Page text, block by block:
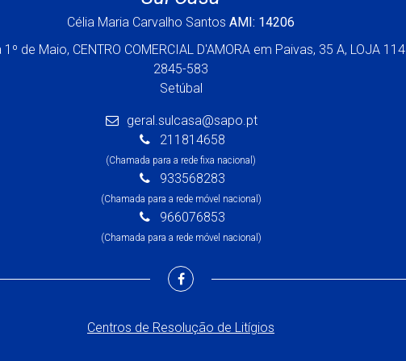
Célia Maria Carvalho Santos AMI: 14206
de Maio, CENTRO COMERCIAL D'AMORA em Paivas, 35 A, LOJA 114
2845-583
Setúbal
geral.sulcasa@sapo.pt
211814658
(Chamada para a rede fixa nacional)
933568283
(Chamada para a rede móvel nacional)
966076853
(Chamada para a rede móvel nacional)
Centros de Resolução de Litígios